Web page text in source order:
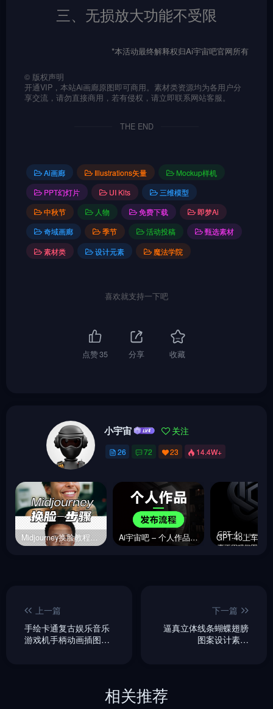
三、无损放大功能不受限
*本活动最终解释权归Ai宇宙吧官网所有
© 版权声明
开通VIP，本站Ai画廊原图即可商用。素材类资源均为各用户分
享交流，请勿直接商用，若有侵权，请立即联系网站客服。
THE END
Ai画廊 Illustrations矢量
Mockup样机
PPT幻灯片
UI Kits
三维模型
中秋节
人物 免费下载
即梦Ai
奇域画廊
季节 活动投稿
甄选素材
素材类
设计元素 魔法学院
喜欢就支持一下吧
点赞35 分享 收藏
小宇宙 关注
26 72 23 14.4W+
Midjourney换脸教程，内含指令链接 Ai宇宙吧 – 个人作品发布流程&规范【必读】
上一篇
手绘卡通复古娱乐音乐
游戏机手柄动画插图ai
下一篇
逼真立体线条蝴蝶翅膀
图案设计素材
相关推荐